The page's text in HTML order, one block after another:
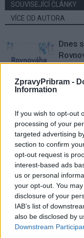
ZpravyPribram -
Information
If you wish to opt-out
processing of your
targeted advertising
section to confirm
opt-out request is
interest-based ads
us or personal
your opt-out. You
disclosure of your
IAB’s list of
also be disclosed by
Downstream
SOUVISEJÍCÍ ČLÁNKY
VÍCE OD AUTORA
Dnes
i
Dobříšsko
s
Kultura